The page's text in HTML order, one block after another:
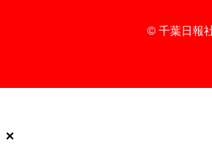
© 千葉日報
×